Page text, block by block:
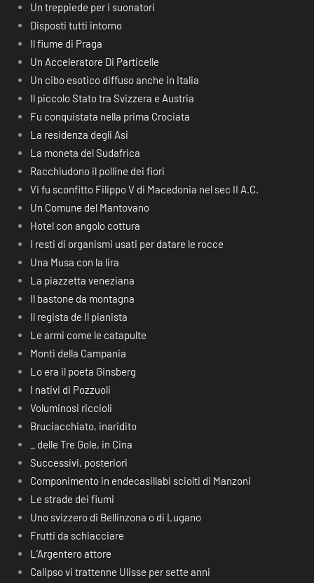
Un treppiede per i suonatori
Disposti tutti intorno
Il fiume di Praga
Un Acceleratore Di Particelle
Un cibo esotico diffuso anche in Italia
Il piccolo Stato tra Svizzera e Austria
Fu conquistata nella prima Crociata
La residenza degli Asi
La moneta del Sudafrica
Racchiudono il polline dei fiori
Vi fu sconfitto Filippo V di Macedonia nel sec II A.C.
Un Comune del Mantovano
Hotel con angolo cottura
I resti di organismi usati per datare le rocce
Una Musa con la lira
La piazzetta veneziana
Il bastone da montagna
Il regista de Il pianista
Le armi come le catapulte
Monti della Campania
Lo era il poeta Ginsberg
I nativi di Pozzuoli
Voluminosi riccioli
Bruciacchiato, inaridito
_ delle Tre Gole, in Cina
Successivi, posteriori
Componimento in endecasillabi sciolti di Manzoni
Le strade dei fiumi
Uno svizzero di Bellinzona o di Lugano
Frutti da schiacciare
L’Argentero attore
Calipso vi trattenne Ulisse per sette anni